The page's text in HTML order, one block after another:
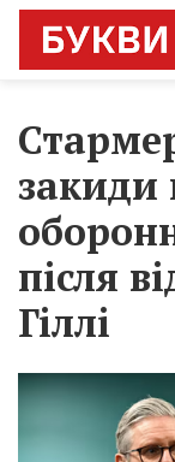
закиди
після
Гіллі